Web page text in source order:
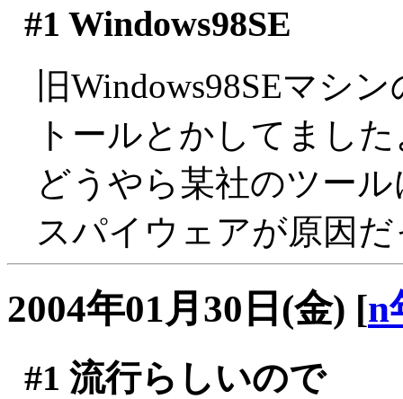
#1 Windows98SE
旧Windows98SEマシ
トールとかしてまし
どうやら某社のツー
スパイウェアが原因
2004年01月30日(金) [n
#1 流行らしいので